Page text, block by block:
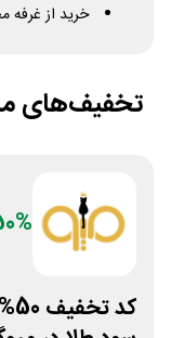
خرید از غرفه
تخفیف‌های
کد